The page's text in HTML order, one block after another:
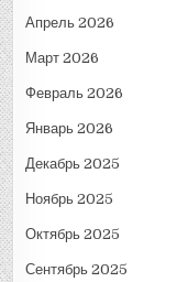
Апрель 2026
Март 2026
Февраль 2026
Январь 2026
Декабрь 2025
Ноябрь 2025
Октябрь 2025
Сентябрь 2025